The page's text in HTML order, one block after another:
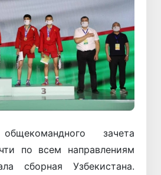
зачета
по всем направлениям
сборная Узбекистана.